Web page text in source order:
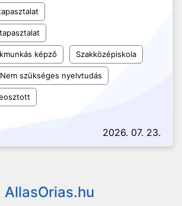
képző Szakközépiskola
Nem szükséges nyelvtudás
2026. 07. 23.
AllasOrias.hu